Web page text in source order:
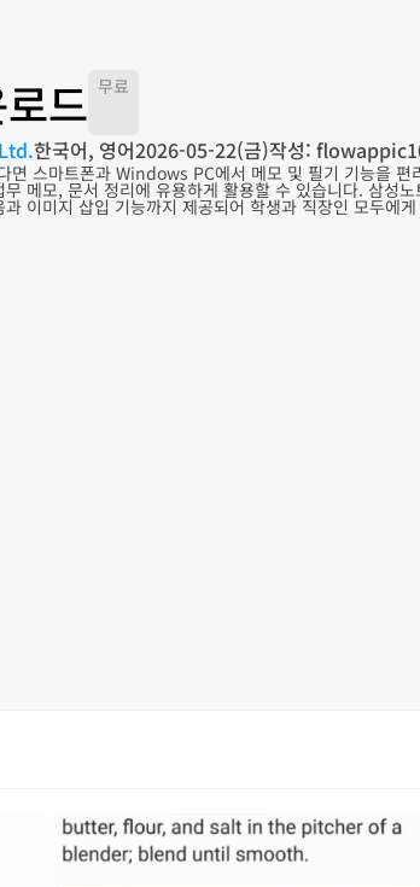
드 무료
한국어, 영어2026-05-22(금)작성:
면 스마트폰과 Windows PC에서 메모 및 필기 기능을
메모, 문서 정리에 유용하게 활용할 수 있습니다. 삼성
이미지 삽입 기능까지 제공되어 학생과 직장인 모두에